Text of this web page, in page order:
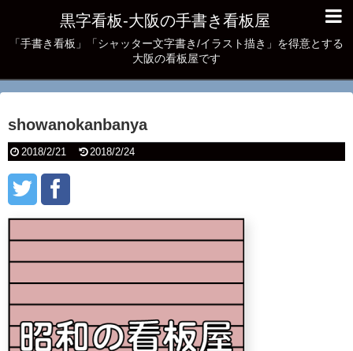
黒字看板‐大阪の手書き看板屋
「手書き看板」「シャッター文字書き/イラスト描き」を得意とする
大阪の看板屋です
showanokanbanya
2018/2/21 2018/2/24